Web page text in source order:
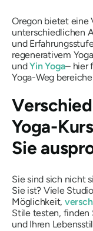
Oregon bietet eine
unterschiedlichen
und
regenerativem
undYin Yoga– hier
Yoga-Weg
Yoga-
Sie
Sie sind sich nicht
Sie ist? Viele
Möglichkeit,
Stile testen, finden
und Ihren